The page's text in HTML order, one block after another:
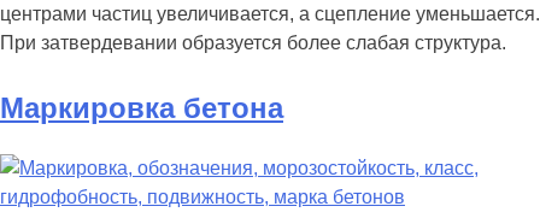
центрами частиц увеличивается, а сцепление уменьшается.
При затвердевании образуется более слабая структура.
Маркировка бетона